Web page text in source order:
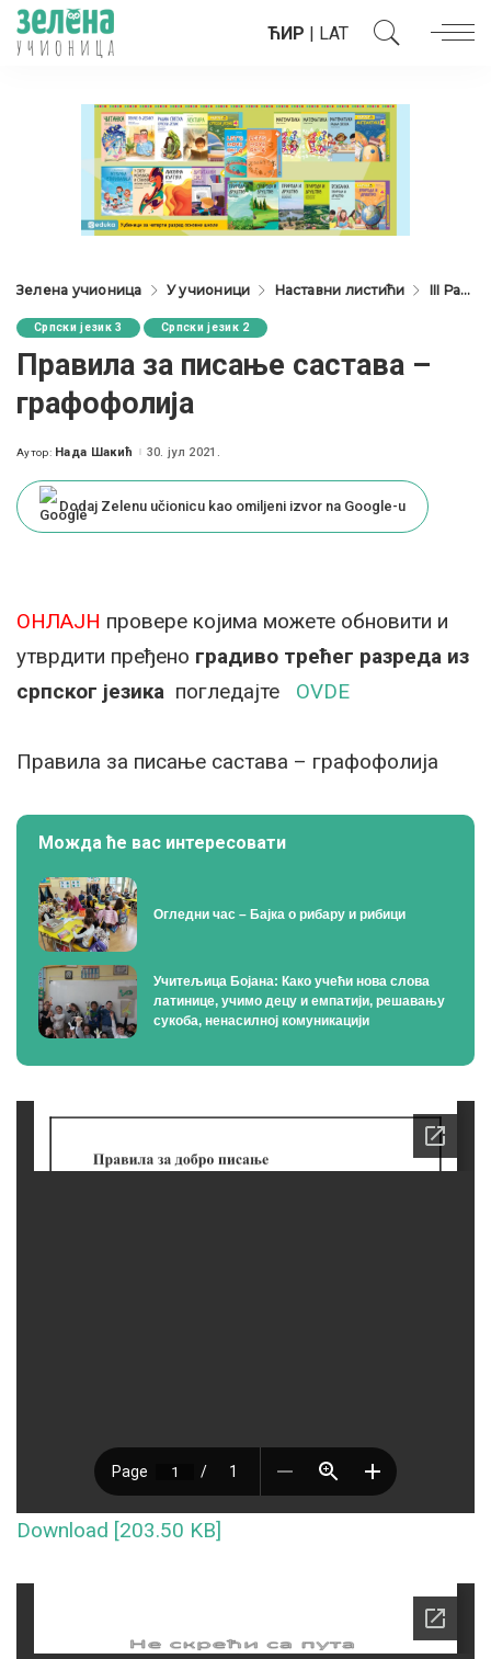
ЋИР | LAT
Зелена учионица У учионици Наставни листићи III Разред
Српски језик 3 Српски језик 2
Правила за писање састава –
графофолија
Posted
Аутор: Нада Шакић 30. јул 2021.
Dodaj Zelenu učionicu kao omiljeni izvor na Google-u
ОНЛАЈН провере којима можете обновити и
утврдити пређено градиво трећег разреда из
српског језика погледајте OVDE
Правила за писање састава – графофолија
Можда ће вас интересовати
Огледни час – Бајка о рибару и рибици
Учитељица Бојана: Како учећи нова слова
латинице, учимо децу и емпатији, решавању
сукоба, ненасилној комуникацији
Download [203.50 KB]